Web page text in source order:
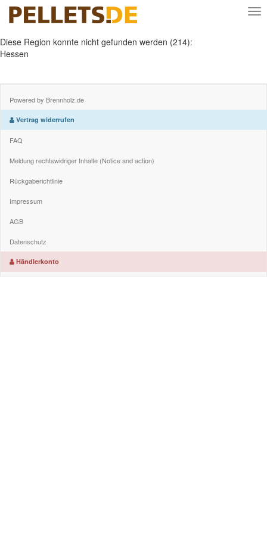
Diese Region konnte nicht gefunden werden (214):
Hessen
Powered by Brennholz.de
Vertrag widerrufen
FAQ
Meldung rechtswidriger Inhalte (Notice and action)
Rückgaberichtlinie
Impressum
AGB
Datenschutz
Händlerkonto